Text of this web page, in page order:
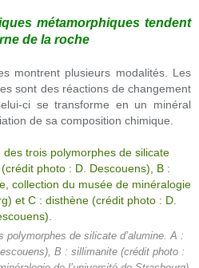
métamorphiques tendent
de la roche
montrent plusieurs modalités. Les
sont des réactions de changement
ci se transforme en un minéral
de sa composition chimique.
polymorphes de silicate d’alumine. A :
B : sillimanite (crédit photo :